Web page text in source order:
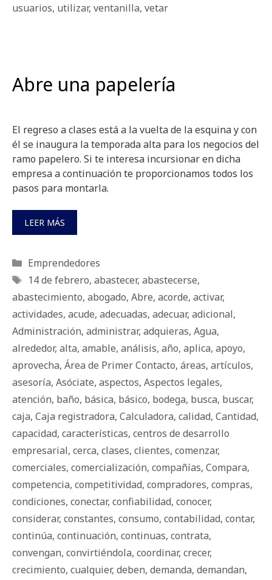
usuarios, utilizar, ventanilla, vetar
Abre una papelería
El regreso a clases está a la vuelta de la esquina y con
él se inaugura la temporada alta para los negocios del
ramo papelero. Si te interesa incursionar en dicha
empresa a continuación te proporcionamos todos los
pasos para montarla.
LEER MÁS
Categorías
Emprendedores
Etiquetas
14 de febrero, abastecer, abastecerse,
abastecimiento, abogado, Abre, acorde, activar,
actividades, acude, adecuadas, adecuar, adicional,
Administración, administrar, adquieras, Agua,
alrededor, alta, amable, análisis, año, aplica, apoyo,
aprovecha, Área de Primer Contacto, áreas, artículos,
asesoría, Asóciate, aspectos, Aspectos legales,
atención, baño, básica, básico, bodega, busca, buscar,
caja, Caja registradora, Calculadora, calidad, Cantidad,
capacidad, características, centros de desarrollo
empresarial, cerca, clases, clientes, comenzar,
comerciales, comercialización, compañías, Compara,
competencia, competitividad, compradores, compras,
condiciones, conectar, confiabilidad, conocer,
considerar, constantes, consumo, contabilidad, contar,
continúa, continuación, continuas, contrata,
convengan, convirtiéndola, coordinar, crecer,
crecimiento, cualquier, deben, demanda, demandan,